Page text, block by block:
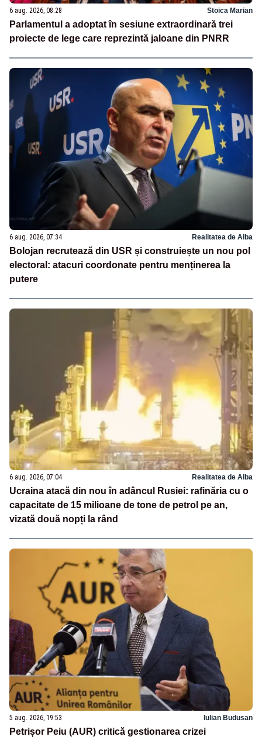
6 aug. 2026, 08:28 Stoica Marian
Parlamentul a adoptat în sesiune extraordinară trei
proiecte de lege care reprezintă jaloane din PNRR
6 aug. 2026, 07:34 Realitatea de Alba
Bolojan recrutează din USR și construiește un nou pol
electoral: atacuri coordonate pentru menținerea la
putere
6 aug. 2026, 07:04 Realitatea de Alba
Ucraina atacă din nou în adâncul Rusiei: rafinăria cu o
capacitate de 15 milioane de tone de petrol pe an,
vizată două nopți la rând
5 aug. 2026, 19:53 Iulian Budusan
Petrișor Peiu (AUR) critică gestionarea crizei